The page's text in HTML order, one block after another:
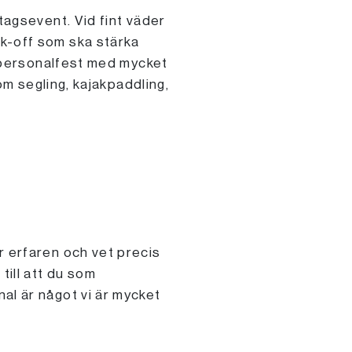
Vid fint väder
off som ska stärka
med mycket
segling, kajakpaddling,
erfaren och vet precis
att du som
är något vi är mycket